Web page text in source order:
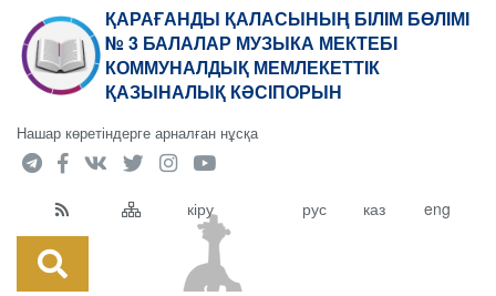
ҚАРАҒАНДЫ ҚАЛАСЫНЫҢ БІЛІМ БӨЛІМІ
№ 3 БАЛАЛАР МУЗЫКА МЕКТЕБІ
КОММУНАЛДЫҚ МЕМЛЕКЕТТІК
ҚАЗЫНАЛЫҚ КӘСІПОРЫН
Нашар көретіндерге арналған нұсқа
кіру рус каз eng